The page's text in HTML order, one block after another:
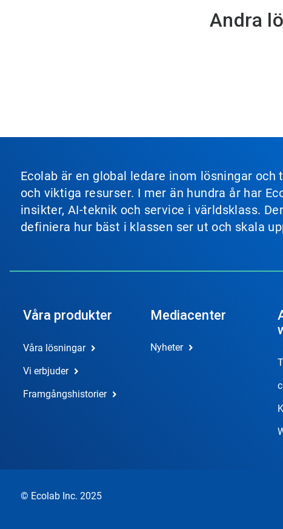
Andra
Ecolab är en global ledare inom lösningar
och viktiga resurser. I mer än hundra år har
insikter, AI-teknik och service i världsklass.
definiera hur bäst i klassen ser ut och skala
Våra produkter
Våra lösningar
Vi erbjuder
Framgångshistorier
Mediacenter
Nyheter
© Ecolab Inc. 2025